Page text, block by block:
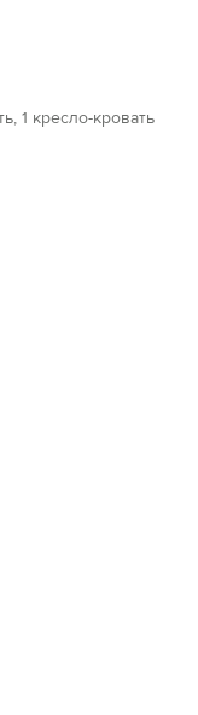
1 кресло-кровать